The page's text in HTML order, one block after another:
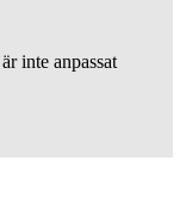
inte anpassat